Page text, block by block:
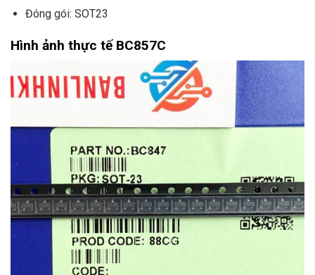
Đóng gói: SOT23
Hình ảnh thực tế BC857C